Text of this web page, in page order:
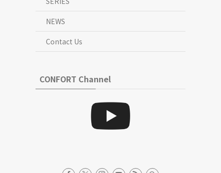
NEWS
Contact Us
CONFORT Channel